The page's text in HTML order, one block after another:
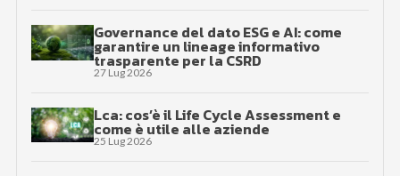
Governance del dato ESG e AI: come
garantire un lineage informativo
trasparente per la CSRD
27 Lug 2026
Lca: cos’è il Life Cycle Assessment e
come è utile alle aziende
25 Lug 2026